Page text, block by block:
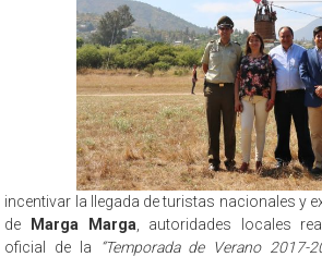
incentivar la llegada de turistas nacionales y
de
Marga Marga , autoridades locales
oficial de la
“Temporada de Verano 2017-